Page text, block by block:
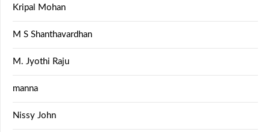
Kripal Mohan
M S Shanthavardhan
M. Jyothi Raju
manna
Nissy John